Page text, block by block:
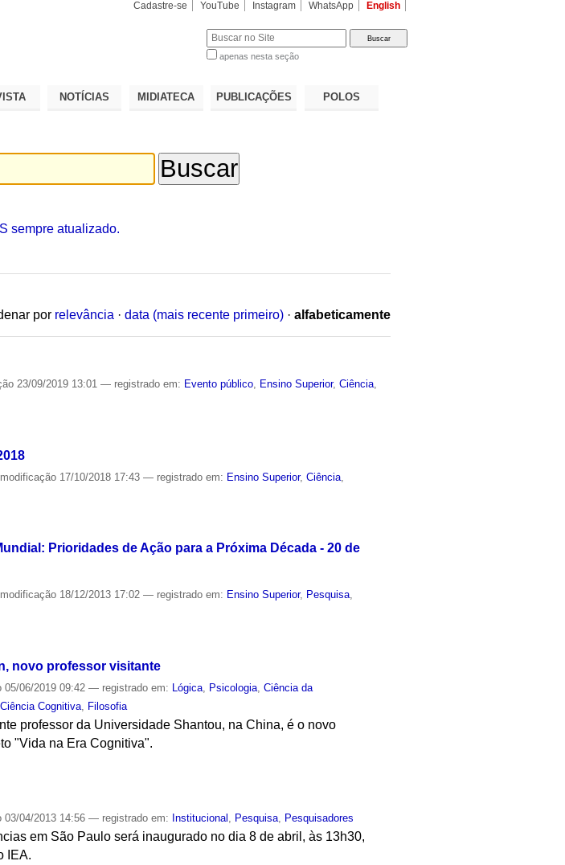
Cadastre-se YouTube Instagram WhatsApp English
apenas nesta seção
NOTÍCIAS MIDIATECA PUBLICAÇÕES POLOS
sempre atualizado.
por relevância · data (mais recente primeiro) · alfabeticamente
23/09/2019 13:01— registrado em: Evento público Ensino Superior,Ciência
17/10/2018 17:43— registrado em: Ensino Superior,Ciência
Prioridades de Ação para a Próxima Década - 20 de
18/12/2013 17:02— registrado em: Ensino Superior, Pesquisa,
novo professor visitante
05/06/2019 09:42— registrado em: Lógica, Psicologia,Ciência da
Ciência Cognitiva, Filosofia
professor da Universidade Shantou, na China, é o novo
"Vida na Era Cognitiva".
03/04/2013 14:56— registrado em: Institucional Pesquisa Pesquisadores
em São Paulo será inaugurado no dia 8 de abril, às 13h30,
IEA.